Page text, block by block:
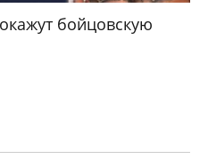
бойцовскую